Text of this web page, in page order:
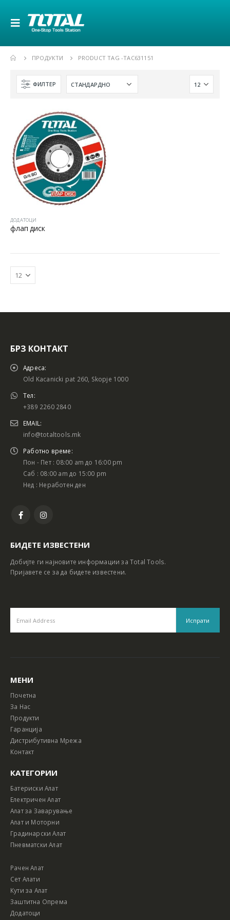
ПРОДУКТИ PRODUCT TAG -TAC631151
ФИЛТЕР
ДОДАТОЦИ
флап диск
Батериски сет
Батериски сет Ротирачки Чекан и Бормашина 20V
БРЗ КОНТАКТ
Адреса:
Old Kacanicki pat 260, Skopje 1000
Тел:
+389 2260 2840
EMAIL:
info@totaltools.mk
Работно време:
Пон - Пет : 08:00 am до 16:00 pm
Саб : 08:00 am до 15:00 pm
Нед : Неработен ден
БИДЕТЕ ИЗВЕСТЕНИ
Добијте ги најновите информации за Total Tools.
Пријавете се за да бидете известени.
МЕНИ
Почетна
За Нас
Продукти
Гаранција
Дистрибутивна Мрежа
Контакт
КАТЕГОРИИ
Батериски Алат
Електричен Алат
Алат за Заварување
Алат и Моторни
Градинарски Алат
Пневматски Алат
Рачен Алат
Сет Алати
Кути за Алат
Заштитна Опрема
Додатоци